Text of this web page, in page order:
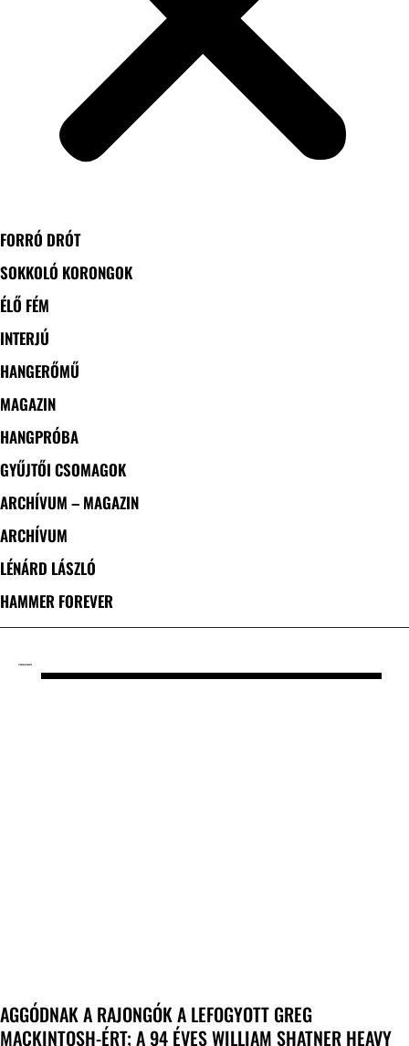
FORRÓ DRÓT
SOKKOLÓ KORONGOK
ÉLŐ FÉM
INTERJÚ
HANGERŐMŰ
MAGAZIN
HANGPRÓBA
GYŰJTŐI CSOMAGOK
ARCHÍVUM – MAGAZIN
ARCHÍVUM
LÉNÁRD LÁSZLÓ
HAMMER FOREVER
AGGÓDNAK A RAJONGÓK A LEFOGYOTT GREG
MACKINTOSH-ÉRT; A 94 ÉVES WILLIAM SHATNER HEAVY